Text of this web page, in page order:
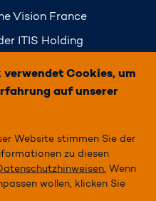
Vision France
ITIS Holding
Cookies, um
auf unserer
Website stimmen Sie der
zu diesen
Wenn
wollen, klicken Sie